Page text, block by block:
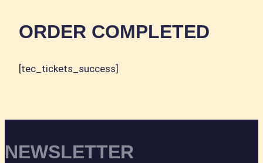
ORDER COMPLETED
[tec_tickets_success]
NEWSLETTER